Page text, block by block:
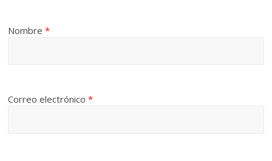
Nombre*
Correo electrónico*